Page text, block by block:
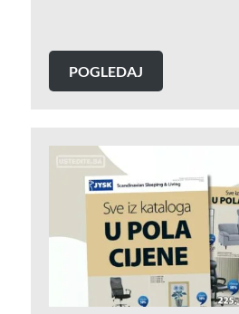
POGLEDAJ